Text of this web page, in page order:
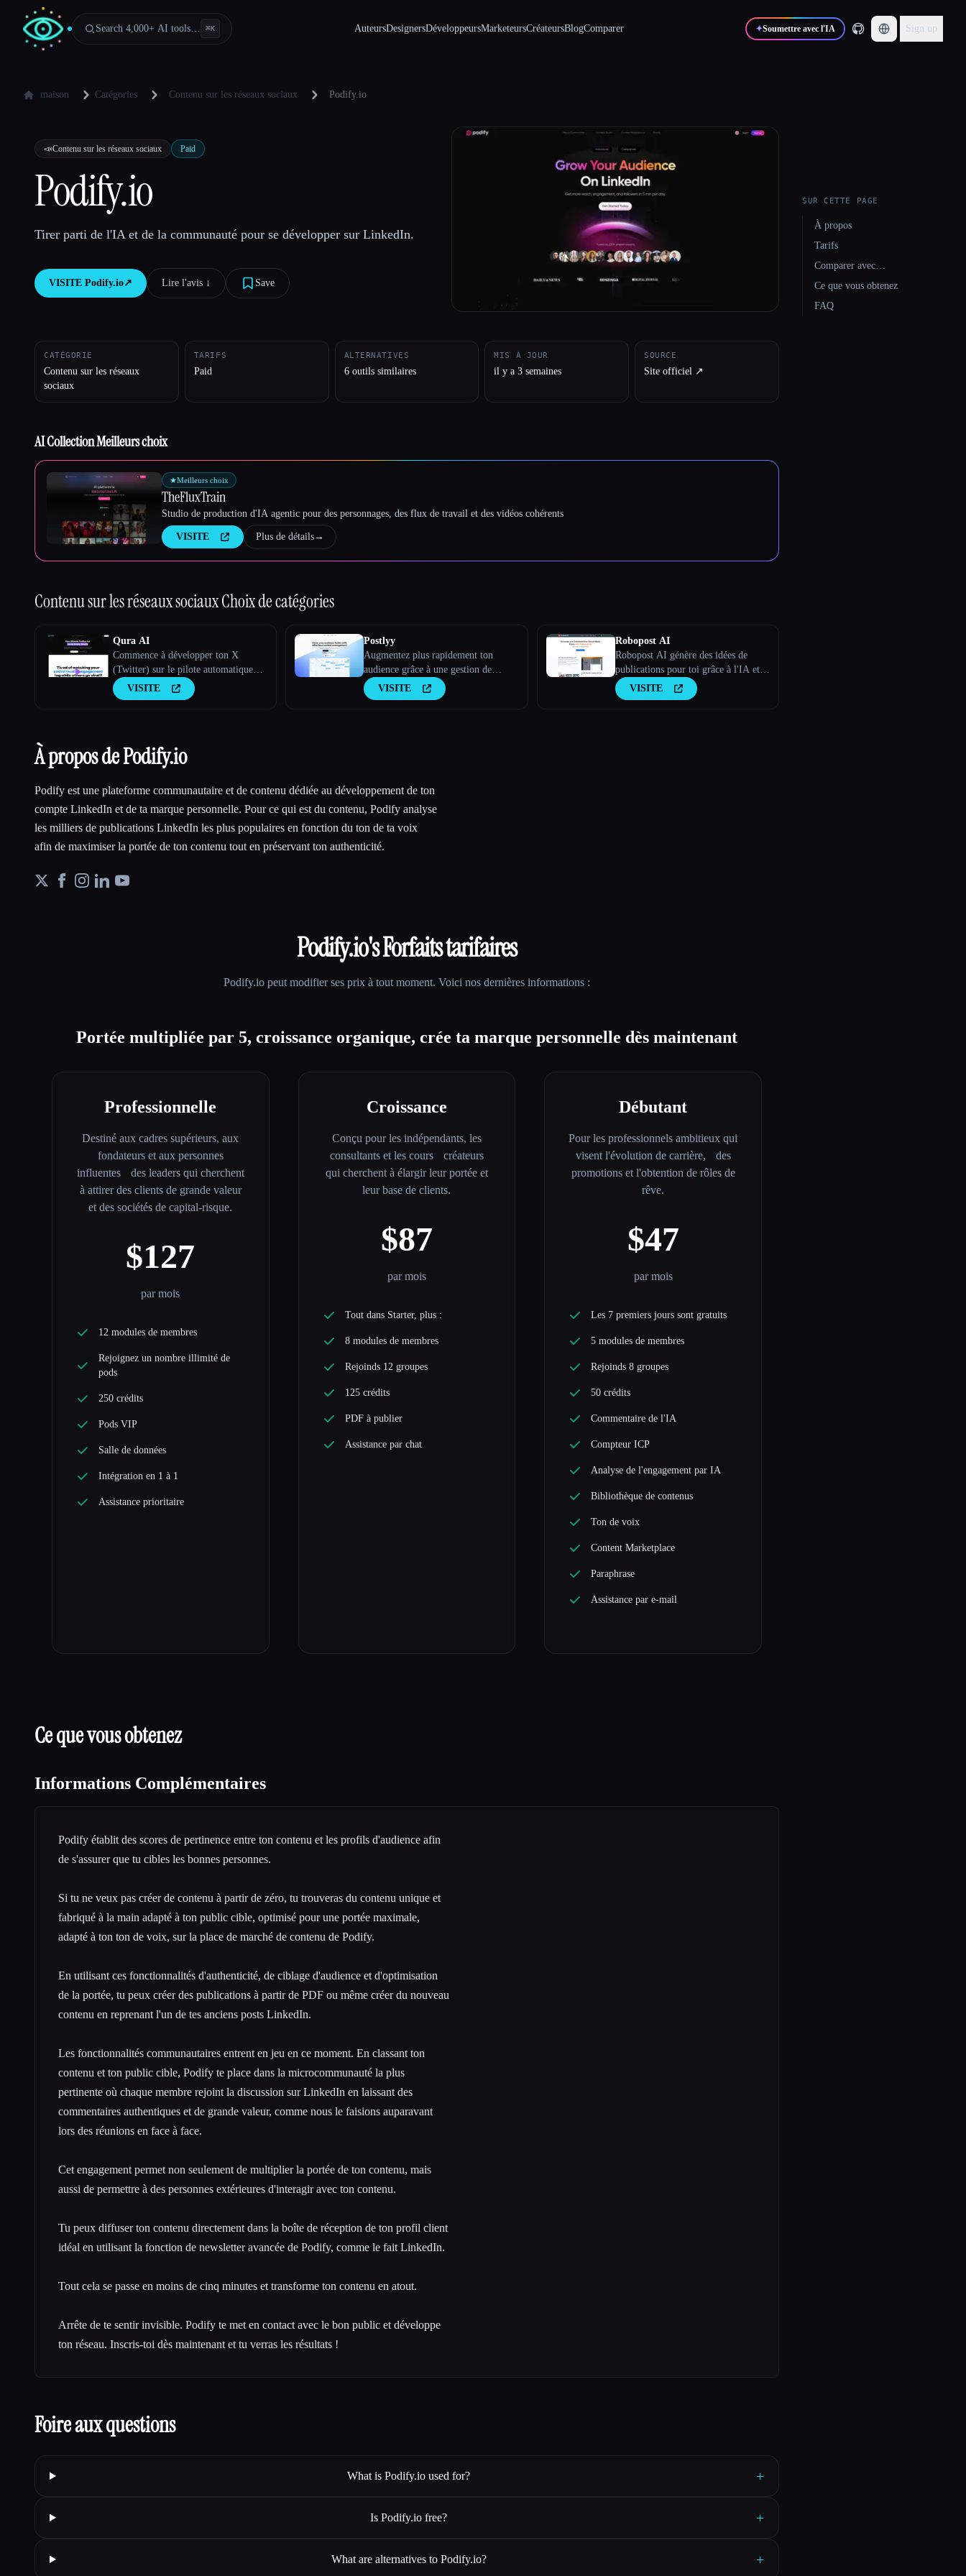
Search 4,000+ AI tools… ⌘K AuteursDesignersDéveloppeursMarketeursCréateursBlogComparer ✦Soumettre avec l'IA Sign up
maison Catégories Contenu sur les réseaux sociaux Podify.io
📣Contenu sur les réseaux sociaux Paid
Podify.io
Tirer parti de l'IA et de la communauté pour se développer sur LinkedIn.
VISITE Podify.io↗︎ Lire l'avis ↓︎ Save
CATÉGORIE
Contenu sur les réseaux
sociaux
TARIFS
Paid
ALTERNATIVES
6 outils similaires
MIS À JOUR
il y a 3 semaines
SOURCE
Site officiel ↗︎
AI Collection Meilleurs choix
★Meilleurs choix
TheFluxTrain
Studio de production d'IA agentic pour des personnages, des flux de travail et des vidéos cohérents
VISITE Plus de détails→
Contenu sur les réseaux sociauxChoix de catégories
Qura AI
Commence à développer ton X
(Twitter) sur le pilote automatique
dès aujourd'hui
VISITE
Postlyy
Augmentez plus rapidement ton
audience grâce à une gestion de
contenu simplifiée
VISITE
Robopost AI
Robopost AI génère des idées de
publications pour toi grâce à l'IA et
les publie et les planifie sur tes
comptes de réseaux sociaux.
VISITE
À propos de Podify.io
Podify est une plateforme communautaire et de contenu dédiée au développement de ton
compte LinkedIn et de ta marque personnelle. Pour ce qui est du contenu, Podify analyse
les milliers de publications LinkedIn les plus populaires en fonction du ton de ta voix
afin de maximiser la portée de ton contenu tout en préservant ton authenticité.
Podify.io's Forfaits tarifaires
Podify.io peut modifier ses prix à tout moment. Voici nos dernières informations :
Portée multipliée par 5, croissance organique, crée ta marque personnelle dès maintenant
Professionnelle
Destiné aux cadres supérieurs, aux
fondateurs et aux personnes
influentes des leaders qui cherchent
à attirer des clients de grande valeur
et des sociétés de capital-risque.
$127
par mois
12 modules de membres
Rejoignez un nombre illimité de
pods
250 crédits
Pods VIP
Salle de données
Intégration en 1 à 1
Assistance prioritaire
Croissance
Conçu pour les indépendants, les
consultants et les cours créateurs
qui cherchent à élargir leur portée et
leur base de clients.
$87
par mois
Tout dans Starter, plus :
8 modules de membres
Rejoinds 12 groupes
125 crédits
PDF à publier
Assistance par chat
Débutant
Pour les professionnels ambitieux qui
visent l'évolution de carrière, des
promotions et l'obtention de rôles de
rêve.
$47
par mois
Les 7 premiers jours sont gratuits
5 modules de membres
Rejoinds 8 groupes
50 crédits
Commentaire de l'IA
Compteur ICP
Analyse de l'engagement par IA
Bibliothèque de contenus
Ton de voix
Content Marketplace
Paraphrase
Assistance par e-mail
Ce que vous obtenez
Informations Complémentaires
Podify établit des scores de pertinence entre ton contenu et les profils d'audience afin
de s'assurer que tu cibles les bonnes personnes.
Si tu ne veux pas créer de contenu à partir de zéro, tu trouveras du contenu unique et
fabriqué à la main adapté à ton public cible, optimisé pour une portée maximale,
adapté à ton ton de voix, sur la place de marché de contenu de Podify.
En utilisant ces fonctionnalités d'authenticité, de ciblage d'audience et d'optimisation
de la portée, tu peux créer des publications à partir de PDF ou même créer du nouveau
contenu en reprenant l'un de tes anciens posts LinkedIn.
Les fonctionnalités communautaires entrent en jeu en ce moment. En classant ton
contenu et ton public cible, Podify te place dans la microcommunauté la plus
pertinente où chaque membre rejoint la discussion sur LinkedIn en laissant des
commentaires authentiques et de grande valeur, comme nous le faisions auparavant
lors des réunions en face à face.
Cet engagement permet non seulement de multiplier la portée de ton contenu, mais
aussi de permettre à des personnes extérieures d'interagir avec ton contenu.
Tu peux diffuser ton contenu directement dans la boîte de réception de ton profil client
idéal en utilisant la fonction de newsletter avancée de Podify, comme le fait LinkedIn.
Tout cela se passe en moins de cinq minutes et transforme ton contenu en atout.
Arrête de te sentir invisible. Podify te met en contact avec le bon public et développe
ton réseau. Inscris-toi dès maintenant et tu verras les résultats !
Foire aux questions
What is Podify.io used for? +
Is Podify.io free? +
What are alternatives to Podify.io? +
SUR CETTE PAGE
À propos
Tarifs
Comparer avec…
Ce que vous obtenez
FAQ